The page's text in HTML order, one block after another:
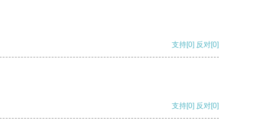
支持[0] 反对[0]
支持[0] 反对[0]